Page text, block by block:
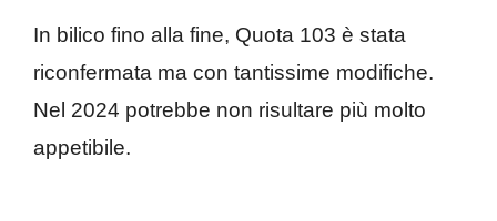
In bilico fino alla fine, Quota 103 è stata
riconfermata ma con tantissime modifiche.
Nel 2024 potrebbe non risultare più molto
appetibile.